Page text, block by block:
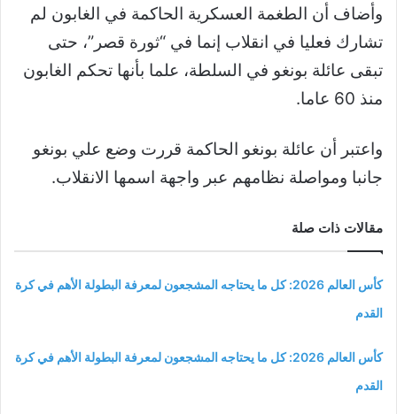
وأضاف أن الطغمة العسكرية الحاكمة في الغابون لم
تشارك فعليا في انقلاب إنما في “ثورة قصر”، حتى
تبقى عائلة بونغو في السلطة، علما بأنها تحكم الغابون
منذ 60 عاما.
واعتبر أن عائلة بونغو الحاكمة قررت وضع علي بونغو
جانبا ومواصلة نظامهم عبر واجهة اسمها الانقلاب.
مقالات ذات صلة
كأس العالم 2026: كل ما يحتاجه المشجعون لمعرفة البطولة الأهم في كرة
القدم
كأس العالم 2026: كل ما يحتاجه المشجعون لمعرفة البطولة الأهم في كرة
القدم